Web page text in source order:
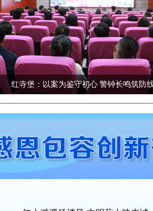
红寺堡：以案为鉴守初心 警钟长鸣筑防